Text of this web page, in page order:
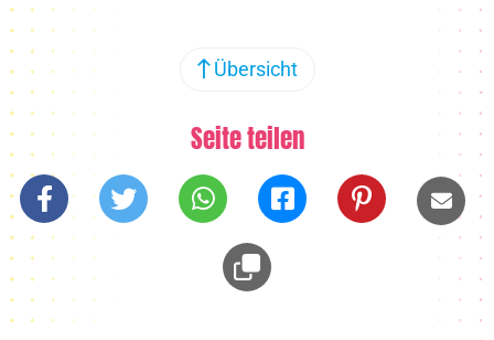
Übersicht
Seite teilen